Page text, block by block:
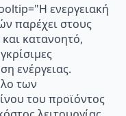
ενεργειακή
παρέχει στους
κατανοητό,
ενέργειας.
των
του προϊόντος